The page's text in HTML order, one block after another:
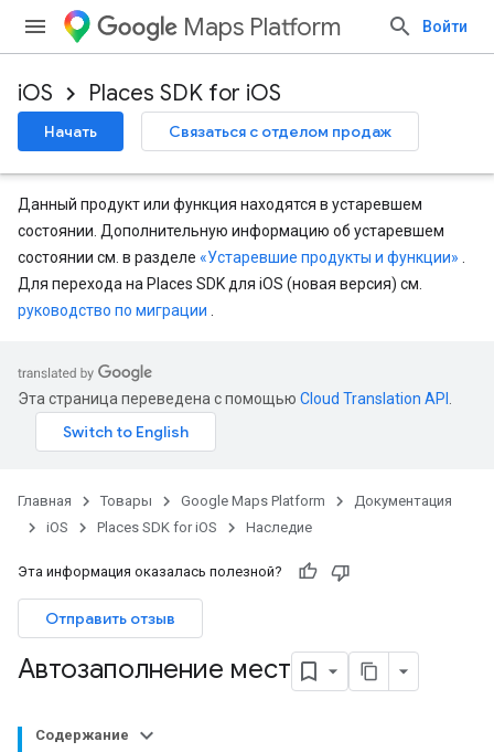
Maps Platform Войти
iOS Places SDK for iOS
Начать Связаться с отделом продаж
Данный продукт или функция находятся в устаревшем
состоянии. Дополнительную информацию об устаревшем
состоянии см. в разделе «Устаревшие продукты и функции»
Для перехода на Places SDK для iOS (новая версия) см.
руководство по миграции
Эта страница переведена с помощью Cloud Translation API
Главная Товары Google Maps Platform
Документация
iOS
Places SDK for iOS Наследие
Эта информация оказалась полезной?
Отправить отзыв
Автозаполнение мест
Содержание